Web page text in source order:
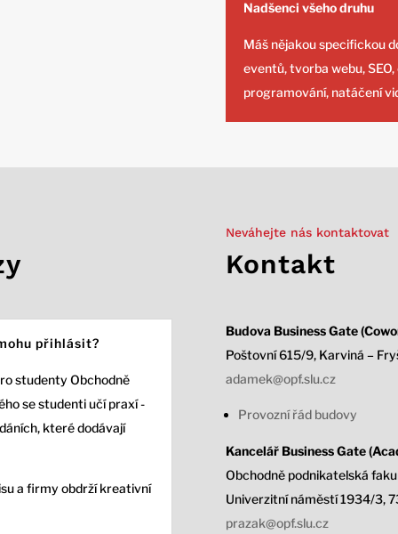
Nadšenci všeho druhu
Máš nějakou specifickou
eventů, tvorba webu,
programování, natáčení
přihlásit?
studenty Obchodně
se studenti učí praxí -
které dodávají
a firmy obdrží kreativní
Neváhejte nás kontaktovat
Kontakt
Budova Business Gate
Poštovní 615/9, Karviná –
adamek@opf.slu.cz
Provozní řád budovy
Kancelář Business Gate
Obchodně podnikatelská
Univerzitní náměstí 1934/3,
prazak@opf.slu.cz